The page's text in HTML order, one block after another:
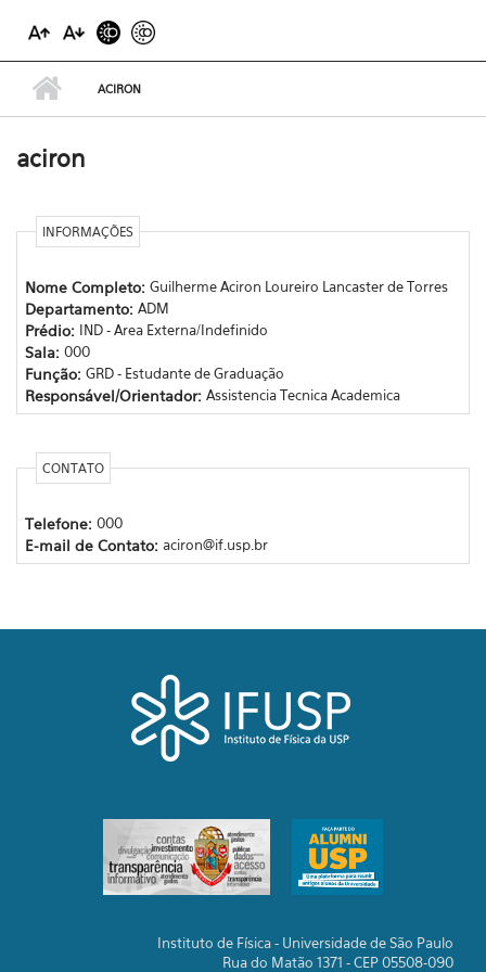
ACIRON
aciron
INFORMAÇÕES
Nome Completo: Guilherme Aciron Loureiro Lancaster de Torres
Departamento: ADM
Prédio: IND - Area Externa/Indefinido
Sala: 000
Função: GRD - Estudante de Graduação
Responsável/Orientador: Assistencia Tecnica Academica
CONTATO
Telefone: 000
E-mail de Contato: aciron@if.usp.br
Instituto de Física - Universidade de São Paulo
Rua do Matão 1371 - CEP 05508-090